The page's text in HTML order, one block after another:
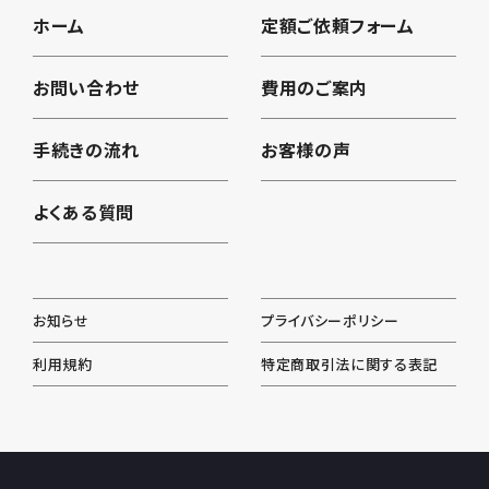
ホーム 定額ご依頼フォーム
お問い合わせ 費用のご案内
手続きの流れ お客様の声
よくある質問
お知らせ プライバシーポリシー
利用規約 特定商取引法に関する表記